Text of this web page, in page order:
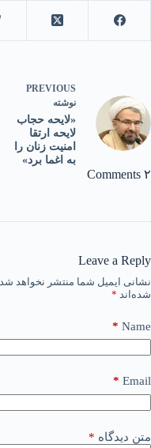
PREVIOUS
نوشته
«لایحه حجاب
لایحه ارتقا
امنیت زنان را
به اغما برد»
۲ Comments
Leave a Reply
نشانی ایمیل شما منتشر نخواهد شد.
شده‌اند *
Name
*
Email
*
متن دیدگاه *